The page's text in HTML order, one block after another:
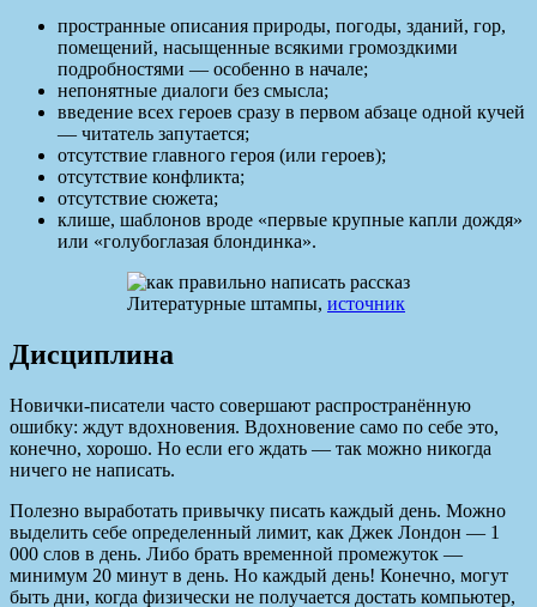
пространные описания природы, погоды, зданий, гор,
помещений, насыщенные всякими громоздкими
подробностями — особенно в начале;
непонятные диалоги без смысла;
введение всех героев сразу в первом абзаце одной кучей
— читатель запутается;
отсутствие главного героя (или героев);
отсутствие конфликта;
отсутствие сюжета;
клише, шаблонов вроде «первые крупные капли дождя»
или «голубоглазая блондинка».
Литературные штампы, источник
Дисциплина
Новички-писатели часто совершают распространённую
ошибку: ждут вдохновения. Вдохновение само по себе это,
конечно, хорошо. Но если его ждать — так можно никогда
ничего не написать.
Полезно выработать привычку писать каждый день. Можно
выделить себе определенный лимит, как Джек Лондон — 1
000 слов в день. Либо брать временной промежуток —
минимум 20 минут в день. Но каждый день! Конечно, могут
быть дни, когда физически не получается достать компьютер,